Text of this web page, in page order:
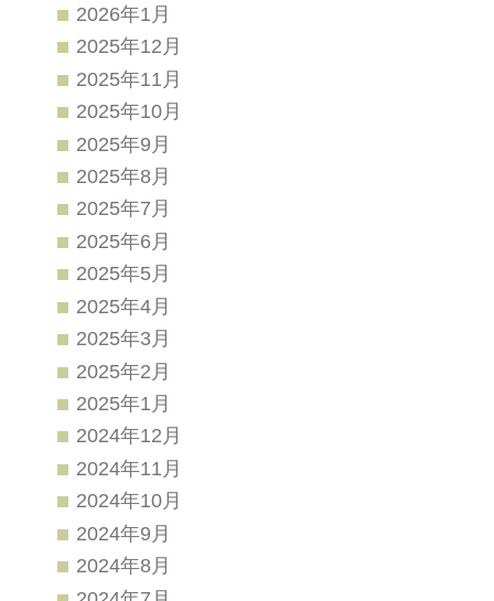
2026年1月
2025年12月
2025年11月
2025年10月
2025年9月
2025年8月
2025年7月
2025年6月
2025年5月
2025年4月
2025年3月
2025年2月
2025年1月
2024年12月
2024年11月
2024年10月
2024年9月
2024年8月